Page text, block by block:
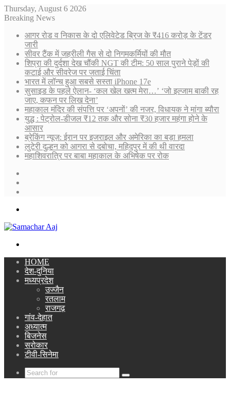
Thursday, August 6 2026
Breaking News
आगर रोड व निकास के दो एलिवेटेड ब्रिज के ₹416 करोड़ के टेंडर
जारी
सीवर टैंक में जहरीली गैस से दो निगमकर्मियों की मौत
शिप्रा की दुर्दशा देख चौंकी NGT की टीम: 50 साल पुराने पेड़ों की
कटाई और सीवरेज पर जताई चिंता
भारत में लॉन्च हुआ सबसे सस्ता iPhone 17e
सुसाइड के पहले ऐलान- ‘कल खेल खत्म मेरा…’ ‘जो इल्जाम बाकी रह
जाए, कफन पर लिख देना’
महाकाल मंदिर की संपत्ति पर ‘अपनों’ की नजर, विधायक ने मांगा ब्यौरा
युद्ध : पेट्रोल-डीजल ₹12 तक और सोना ₹30 हजार महंगा होने के
आसार
ब्रेकिंग न्यूज़: ईरान पर इजराइल और अमेरिका का बड़ा हमला
लुटेरी दुल्हन को आगरा से दबोचा, महिदपुर में की थी वारदा
महाशिवरात्रि पर बाबा महाकाल के अभिषेक पर रोक
HOME
देश-दुनिया
मध्यप्रदेश
उज्जैन
रतलाम
राजगढ़
गांव-देहात
अध्यात्म
बिजनेस
सरोकार
टीवी-सिनेमा
Search